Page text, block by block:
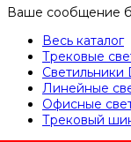
Ваше сообщение
Весь каталог
Трековые
Линейные
Офисные
Трековый